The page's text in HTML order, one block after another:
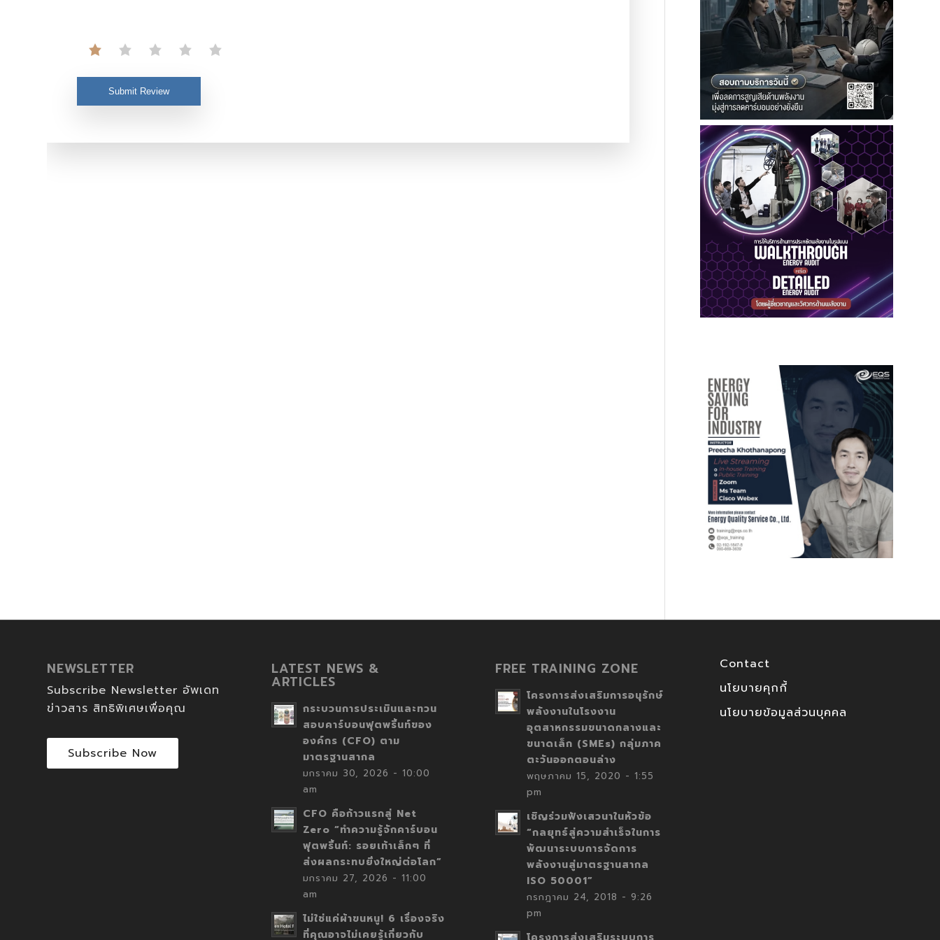
Submit Review
NEWSLETTER
Subscribe Newsletter อัพเดท
ข่าวสาร สิทธิพิเศษเพื่อคุณ
Subscribe Now
LATEST NEWS &
ARTICLES
กระบวนการประเมินและทวน
สอบคาร์บอนฟุตพริ้นท์ของ
องค์กร (CFO) ตาม
มาตรฐานสากล
มกราคม 30, 2026 - 10:00
am
CFO คือก้าวแรกสู่ Net
Zero “ทำความรู้จักคาร์บอน
ฟุตพริ้นท์: รอยเท้าเล็กๆ ที่
ส่งผลกระทบยิ่งใหญ่ต่อโลก”
มกราคม 27, 2026 - 11:00
am
ไม่ใช่แค่ผ้าขนหนู! 6 เรื่องจริง
ที่คุณอาจไม่เคยรู้เกี่ยวกับ
FREE TRAINING ZONE
โครงการส่งเสริมการอนุรักษ์
พลังงานในโรงงาน
อุตสาหกรรมขนาดกลางและ
ขนาดเล็ก (SMEs) กลุ่มภาค
ตะวันออกตอนล่าง
พฤษภาคม 15, 2020 - 1:55
pm
เชิญร่วมฟังเสวนาในหัวข้อ
“กลยุทธ์สู่ความสำเร็จในการ
พัฒนาระบบการจัดการ
พลังงานสู่มาตรฐานสากล
ISO 50001”
กรกฎาคม 24, 2018 - 9:26
pm
Contact
นโยบายคุกกี้
นโยบายข้อมูลส่วนบุคคล